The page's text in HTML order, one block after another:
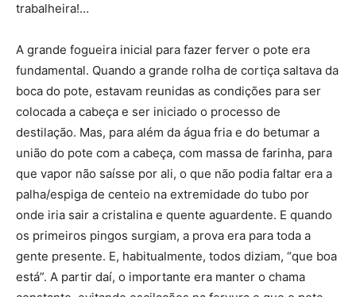
trabalheira!…
A grande fogueira inicial para fazer ferver o pote era
fundamental. Quando a grande rolha de cortiça saltava da
boca do pote, estavam reunidas as condições para ser
colocada a cabeça e ser iniciado o processo de
destilação. Mas, para além da água fria e do betumar a
união do pote com a cabeça, com massa de farinha, para
que vapor não saísse por ali, o que não podia faltar era a
palha/espiga de centeio na extremidade do tubo por
onde iria sair a cristalina e quente aguardente. E quando
os primeiros pingos surgiam, a prova era para toda a
gente presente. E, habitualmente, todos diziam, “que boa
está”. A partir daí, o importante era manter o chama